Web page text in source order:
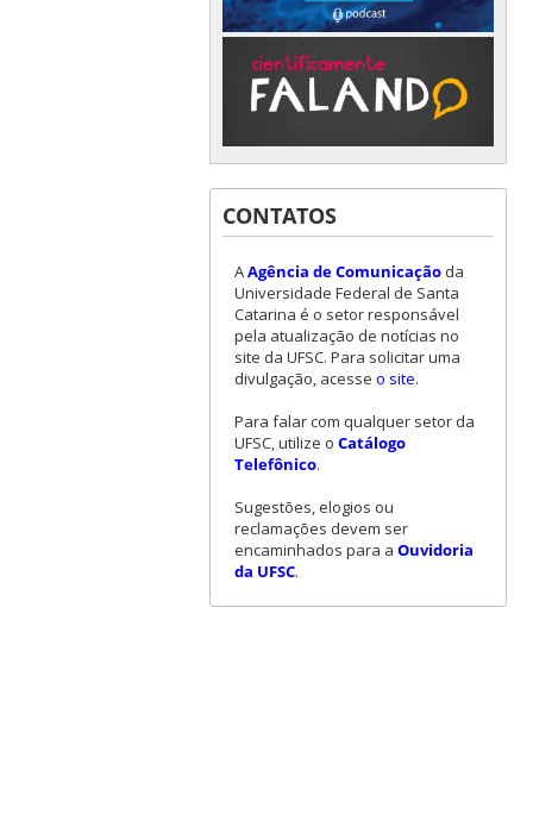
CONTATOS
AAgência de Comunicaçãoda
Universidade Federal de Santa
Catarina é o setor responsável
pela atualização de notícias no
site da UFSC. Para solicitar uma
divulgação, acesse o site.
Para falar com qualquer setor da
UFSC, utilize o Catálogo
Telefônico.
Sugestões, elogios ou
reclamações devem ser
encaminhados para a Ouvidoria
da UFSC.